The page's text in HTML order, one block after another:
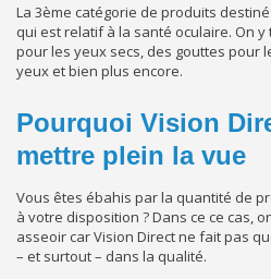
La 3ème catégorie de produits
qui est relatif à la santé oculaire. On
pour les yeux secs, des gouttes pour
yeux et bien plus encore.
Pourquoi Vision
mettre plein la vue
Vous êtes ébahis par la quantité de
à votre disposition ? Dans ce ce cas,
asseoir car Vision Direct ne fait pas
– et surtout – dans la qualité.